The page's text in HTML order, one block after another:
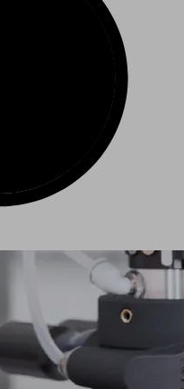
des grands marchés
emballés tels que les
nécessitent des